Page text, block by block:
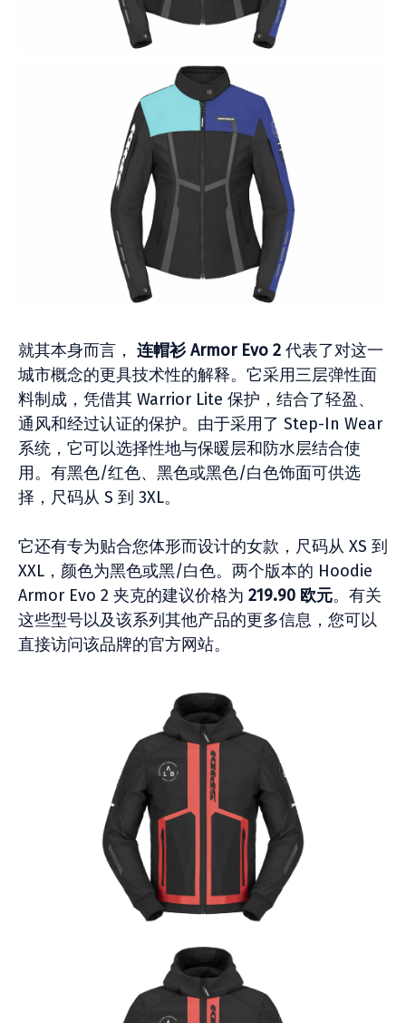
就其本身而言， 连帽衫 Armor Evo 2 代表了对这一
城市概念的更具技术性的解释。它采用三层弹性面
料制成，凭借其 Warrior Lite 保护，结合了轻盈、
通风和经过认证的保护。由于采用了 Step-In Wear
系统，它可以选择性地与保暖层和防水层结合使
用。有黑色/红色、黑色或黑色/白色饰面可供选
择，尺码从 S 到 3XL。
它还有专为贴合您体形而设计的女款，尺码从 XS 到
XXL，颜色为黑色或黑/白色。两个版本的 Hoodie
Armor Evo 2 夹克的建议价格为 219.90 欧元。有关
这些型号以及该系列其他产品的更多信息，您可以
直接访问该品牌的官方网站。